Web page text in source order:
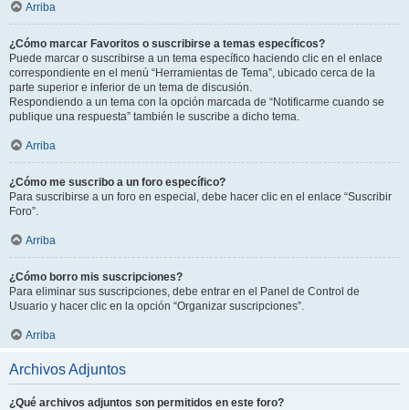
Arriba
¿Cómo marcar Favoritos o suscribirse a temas específicos?
Puede marcar o suscribirse a un tema específico haciendo clic en el enlace
correspondiente en el menú “Herramientas de Tema”, ubicado cerca de la
parte superior e inferior de un tema de discusión.
Respondiendo a un tema con la opción marcada de “Notificarme cuando se
publique una respuesta” también le suscribe a dicho tema.
Arriba
¿Cómo me suscribo a un foro específico?
Para suscribirse a un foro en especial, debe hacer clic en el enlace “Suscribir
Foro”.
Arriba
¿Cómo borro mis suscripciones?
Para eliminar sus suscripciones, debe entrar en el Panel de Control de
Usuario y hacer clic en la opción “Organizar suscripciones”.
Arriba
Archivos Adjuntos
¿Qué archivos adjuntos son permitidos en este foro?